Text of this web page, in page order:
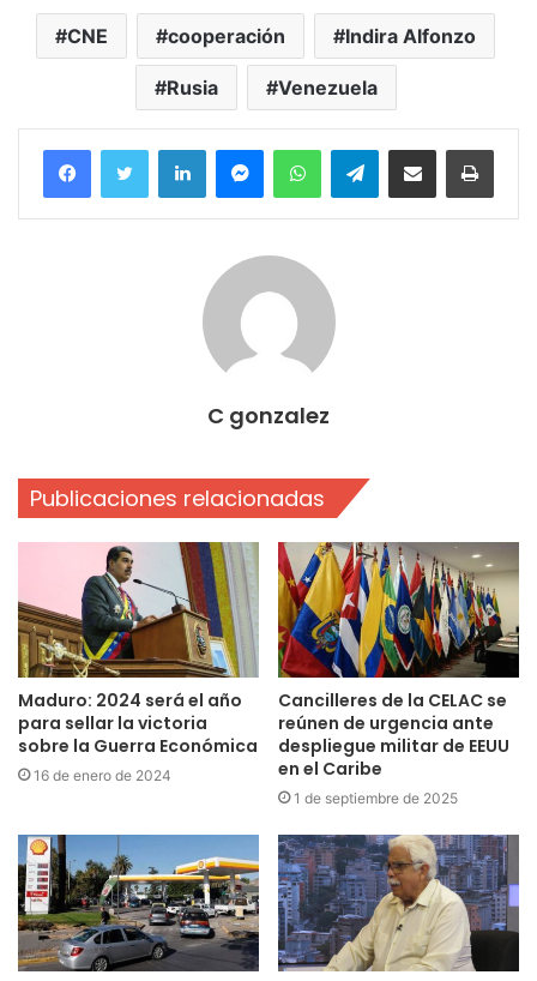
CNE cooperación Indira Alfonzo
Rusia Venezuela
FacebookTwitter LinkedInMessengerWhatsAppTelegramCompartir por correo electrónico
C gonzalez
Publicaciones relacionadas
Maduro: 2024 será el año
para sellar la victoria
sobre la Guerra Económica
16 de enero de 2024
Cancilleres de la CELAC se
reúnen de urgencia ante
despliegue militar de EEUU
en el Caribe
1 de septiembre de 2025